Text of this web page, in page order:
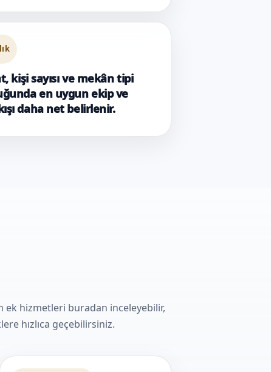
kişi sayısı ve mekân tipi
en uygun ekip ve
daha net belirlenir.
ek hizmetleri buradan inceleyebilir,
hızlıca geçebilirsiniz.